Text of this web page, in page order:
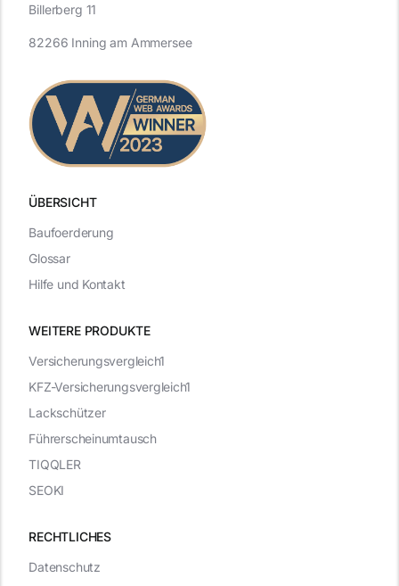
ÜBERSICHT
WEITERE PRODUKTE
Versicherungsvergleich1
KFZ-Versicherungsvergleich1
Lackschützer
Führerscheinumtausch
TIQQLER
SEOKI
RECHTLICHES
Billerberg 11
82266 Inning am Ammersee
Datenschutz
Baufoerderung
Glossar
Hilfe und Kontakt